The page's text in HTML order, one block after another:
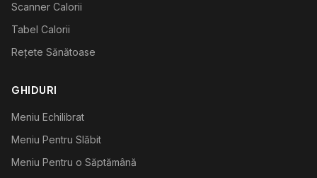
Scanner Calorii
Tabel Calorii
Rețete Sănătoase
GHIDURI
Meniu Echilibrat
Meniu Pentru Slăbit
Meniu Pentru o Săptămână